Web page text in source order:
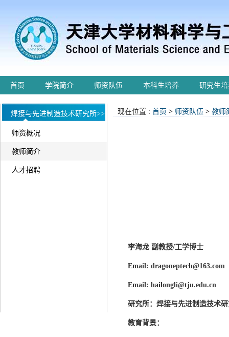
首页 学院简介 师资队伍 本科生培养 研究生
焊接与先进制造技术研究所>>
师资概况
教师简介
人才招聘
现在位置 : 首页 > 师资队伍 > 教师
李海龙 副教授/工学博士
Email: dragoneptech@163.com
Email: hailongli@tju.edu.cn
研究所：焊接与先进制造技术
教育背景：